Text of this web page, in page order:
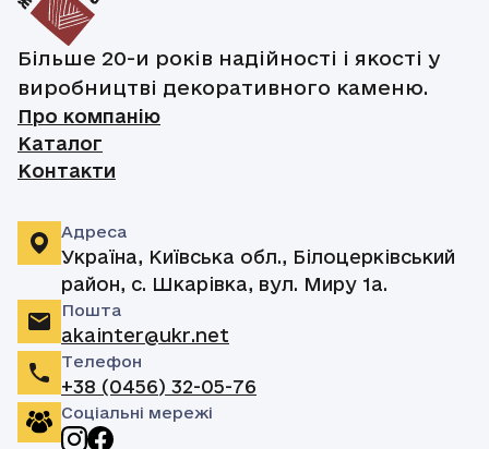
Більше 20-и років надійності і якості у
виробництві декоративного каменю.
Про компанію
Каталог
Контакти
Адреса
Україна, Київська обл., Білоцерківський
район, с. Шкарівка, вул. Миру 1а.
Пошта
akainter@ukr.net
Телефон
+38 (0456) 32-05-76
Соціальні мережі